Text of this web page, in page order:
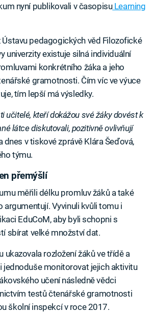
nyní publikovali v časopisuLearning
pedagogických věd Filozofické
univerzity existuje silná individuální
konkrétního žáka a jeho
gramotnosti. Čím víc ve výuce
tím lepší má výsledky.
učitelé, kteří dokážou své žáky dovést k
látce diskutovali, pozitivně ovlivňují
dnes v tiskové zprávě Klára Šeďová,
týmu.
přemýšlí
měřili délku promluv žáků a také
argumentují. Vyvinuli kvůli tomu i
EduCoM, aby byli schopni s
sbírat velké množství dat.
ukazovala rozložení žáků ve třídě a
jednoduše monitorovat jejich aktivitu
učení následně vědci
testů čtenářské gramotnosti
školní inspekcí v roce 2017.